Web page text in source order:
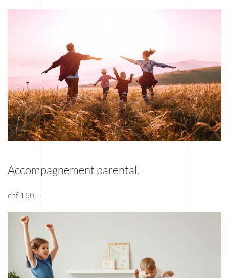
Accompagnement parental.
chf 160.-